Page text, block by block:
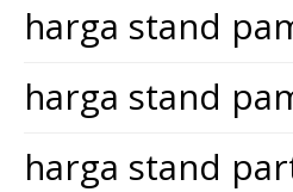
harga stand
harga stand
harga stand